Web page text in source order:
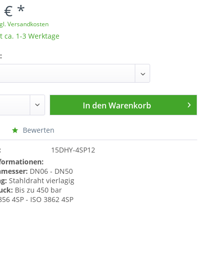
€ *
Versandkosten
ca. 1-3 Werktage
In den Warenkorb
Bewerten
15DHY-4SP12
DN06 - DN50
Stahldraht vierlagig
Bis zu 450 bar
4SP - ISO 3862 4SP